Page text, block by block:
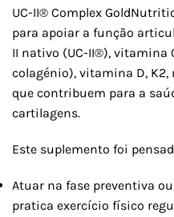
UC-II® Complex
para apoiar a função
II nativo (UC-II®), vitamina
colagénio), vitamina D,
que contribuem para a
cartilagens.
Este suplemento foi
Atuar na fase preventiva
pratica exercício físico